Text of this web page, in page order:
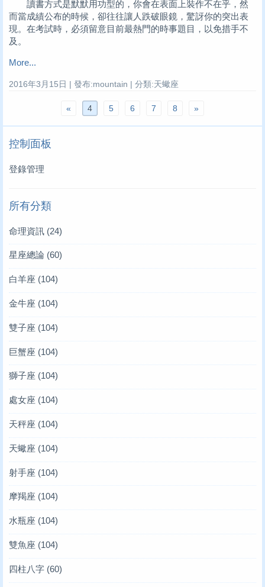
讀書方式是默默用功型的，你會在表面上裝作不在乎，然
而當成績公布的時候，卻往往讓人跌破眼鏡，驚訝你的突出表
現。在考試時，必須留意目前最熱門的時事題目，以免措手不
及。
More...
2016年3月15日 | 發布:mountain | 分類:天蠍座
« 4 5 6 7 8 »
控制面板
登錄管理
所有分類
命理資訊 (24)
星座總論 (60)
白羊座 (104)
金牛座 (104)
雙子座 (104)
巨蟹座 (104)
獅子座 (104)
處女座 (104)
天秤座 (104)
天蠍座 (104)
射手座 (104)
摩羯座 (104)
水瓶座 (104)
雙魚座 (104)
四柱八字 (60)